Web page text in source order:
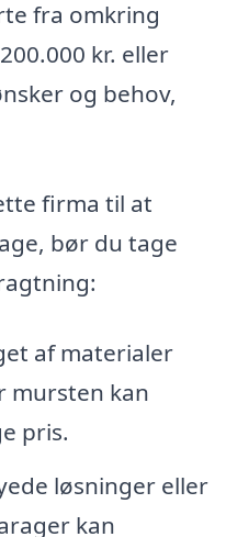
fra omkring
kr. eller
og behov,
firma til at
bør du tage
af materialer
mursten kan
pris.
løsninger eller
kan